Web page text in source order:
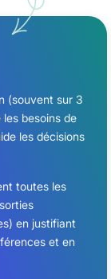
(souvent sur 3
besoins de
les décisions
toutes les
en justifiant
et en